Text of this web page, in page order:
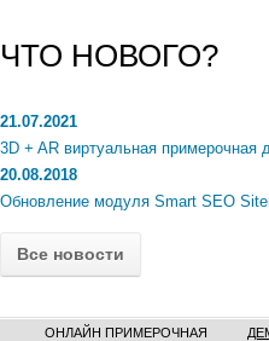
ЧТО НОВОГО?
21.07.2021
3D + AR виртуальная примерочная
20.08.2018
Обновление модуля Smart SEO
Все новости
ОНЛАЙН ПРИМЕРОЧНАЯ